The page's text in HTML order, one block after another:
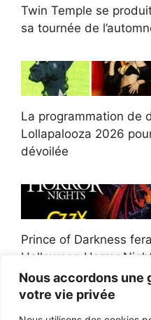
Nous accordons une
votre vie privée
Twin Temple se
sa tournée de
La programmation de
Lollapalooza 2026
dévoilée
Prince of Darkness
Halloween Horror